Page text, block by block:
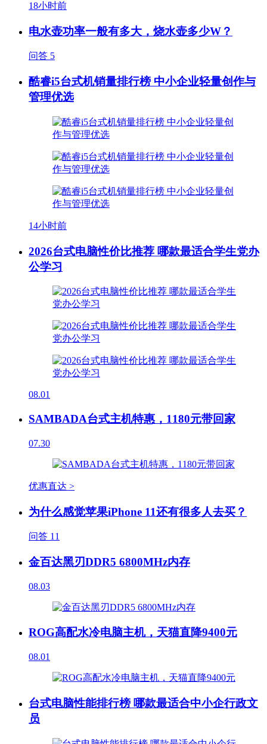
18小时前
电水壶功率一般有多大，烧水壶多少W？
问答 5
酷睿i5台式机销量排行榜 中小企业轻量创作与
管理优选
14小时前
2026台式电脑性价比推荐 哪款最适合学生党办
公学习
08.01
SAMBADA台式主机特惠，1180元带回家
07.30
优惠直达 >
为什么感觉苹果iPhone 11还有很多人去买？
问答 11
金百达黑刃DDR5 6800MHz内存
08.03
ROG高配水冷电脑主机，天猫直降9400元
08.01
台式电脑性能排行榜 哪款最适合中小企行政文
员